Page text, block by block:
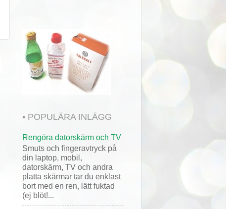
• POPULÄRA INLÄGG
Rengöra datorskärm och TV
Smuts och fingeravtryck på
din laptop, mobil,
datorskärm, TV och andra
platta skärmar tar du enklast
bort med en ren, lätt fuktad
(ej blöt!...